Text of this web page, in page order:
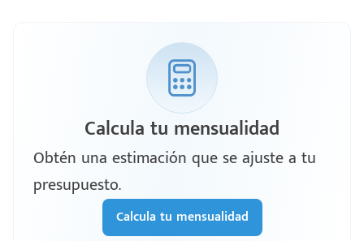
Calcula tu mensualidad
Obtén una estimación que se ajuste a tu
presupuesto.
Calcula tu mensualidad